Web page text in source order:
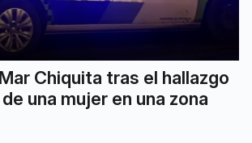
Chiquita tras el hallazgo
una mujer en una zona